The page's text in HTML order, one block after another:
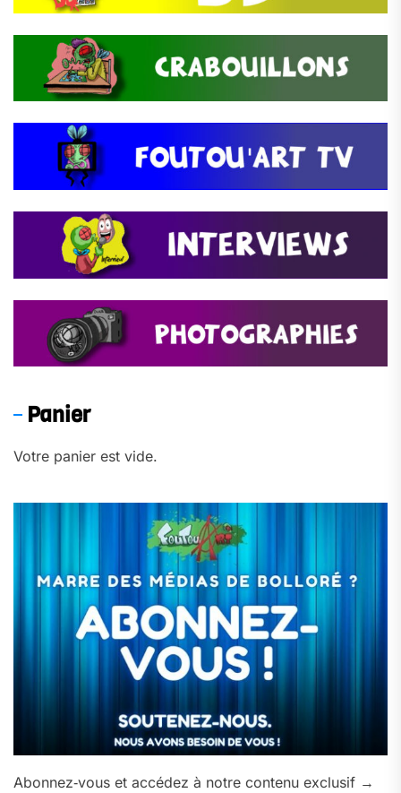
Panier
Votre panier est vide.
Abonnez‑vous et accédez à notre contenu exclusif →